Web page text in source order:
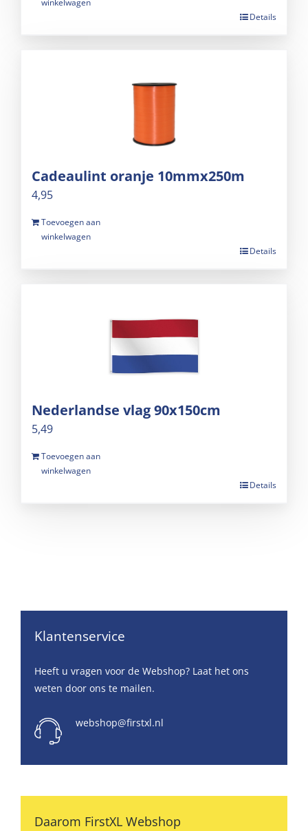
Details
Cadeaulint oranje 10mmx250m
4,95
Toevoegen aan
winkelwagen
Details
Nederlandse vlag 90x150cm
5,49
Toevoegen aan
winkelwagen
Details
Klantenservice
Heeft u vragen voor de Webshop? Laat het ons
weten door ons te mailen.
webshop@firstxl.nl
Daarom FirstXL Webshop